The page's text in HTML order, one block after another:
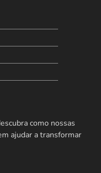
como nossas
ajudar a transformar